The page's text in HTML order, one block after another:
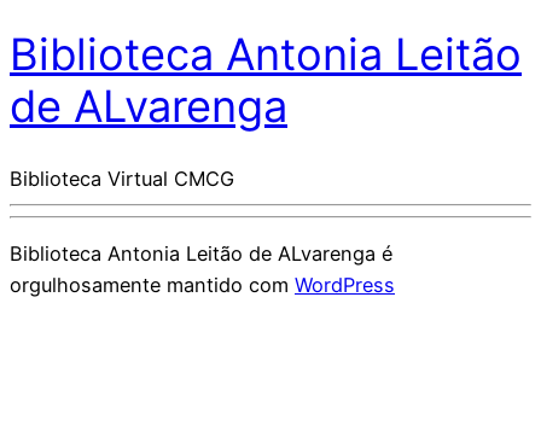
Biblioteca Antonia Leitão
de ALvarenga
Biblioteca Virtual CMCG
Biblioteca Antonia Leitão de ALvarenga é
orgulhosamente mantido com WordPress